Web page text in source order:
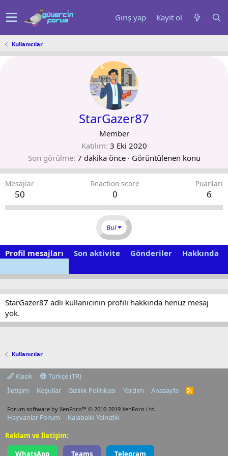
Giriş yap Kayıt ol
Kullanıcılar
StarGazer87
Member
Katılım 3 Eki 2020
Son görülme 7 dakika önce · Görüntülenen konu
Mesajlar
50
Reaction score
0
Puanları
6
Bul
Profil mesajları Son aktivite Gönderiler Hakkında
StarGazer87 adlı kullanıcının profili hakkında henüz mesaj
yok.
Kullanıcılar
Klasik
Türkçe (TR)
İletişim
Koşullar Gizlilik Politikası Yardım Anasayfa
R
Forum software by XenForo™ © 2010-2019 XenForo Ltd.
Hayvanlar Forum
Kalabalık Yalnızlık
Reklam ve İletişim:
WhatsApp
Teams Telegram